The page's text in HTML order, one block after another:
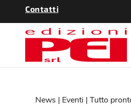
Contatti
News | Eventi | Tutto